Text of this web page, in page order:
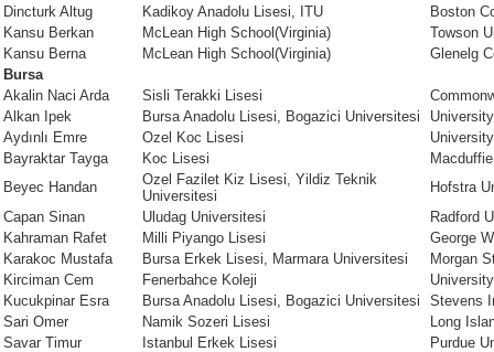
Dincturk Altug
Kadikoy Anadolu Lisesi, ITU
Boston
Kansu Berkan
McLean High School(Virginia)
Towson
Kansu Berna
McLean High School(Virginia)
Glenelg
Bursa
Akalin Naci Arda
Sisli Terakki Lisesi
Alkan Ipek
Bursa Anadolu Lisesi, Bogazici Universitesi
Aydınlı Emre
Ozel Koc Lisesi
Bayraktar Tayga
Koc Lisesi
Beyec Handan
Ozel Fazilet Kiz Lisesi, Yildiz Teknik
Universitesi
Hofstra
Capan Sinan
Uludag Universitesi
Radford
Kahraman Rafet
Milli Piyango Lisesi
George
Karakoc Mustafa
Bursa Erkek Lisesi, Marmara Universitesi
Morgan
Kirciman Cem
Fenerbahce Koleji
Kucukpinar Esra
Bursa Anadolu Lisesi, Bogazici Universitesi
Stevens
Sari Omer
Namik Sozeri Lisesi
Long
Savar Timur
Istanbul Erkek Lisesi
Purdue